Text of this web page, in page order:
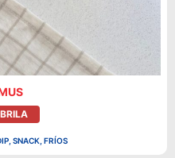
SNACK, FRÍOS